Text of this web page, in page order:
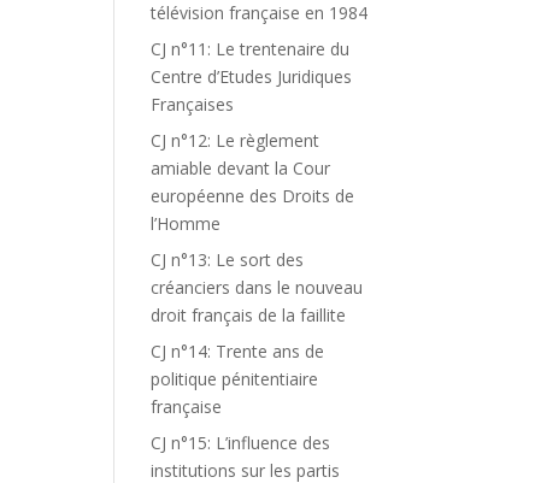
télévision française en 1984
CJ n°11: Le trentenaire du
Centre d’Etudes Juridiques
Françaises
CJ n°12: Le règlement
amiable devant la Cour
européenne des Droits de
l’Homme
CJ n°13: Le sort des
créanciers dans le nouveau
droit français de la faillite
CJ n°14: Trente ans de
politique pénitentiaire
française
CJ n°15: L’influence des
institutions sur les partis